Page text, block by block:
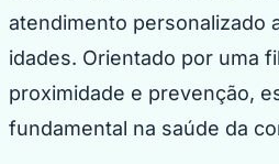
atendimento personalizado
idades. Orientado por uma
proximidade e prevenção,
fundamental na saúde da